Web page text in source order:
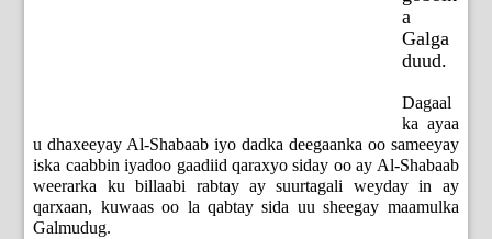
a
Galga
duud.
Dagaal
ka ayaa
u dhaxeeyay Al-Shabaab iyo dadka deegaanka oo sameeyay
iska caabbin iyadoo gaadiid qaraxyo siday oo ay Al-Shabaab
weerarka ku billaabi rabtay ay suurtagali weyday in ay
qarxaan, kuwaas oo la qabtay sida uu sheegay maamulka
Galmudug.